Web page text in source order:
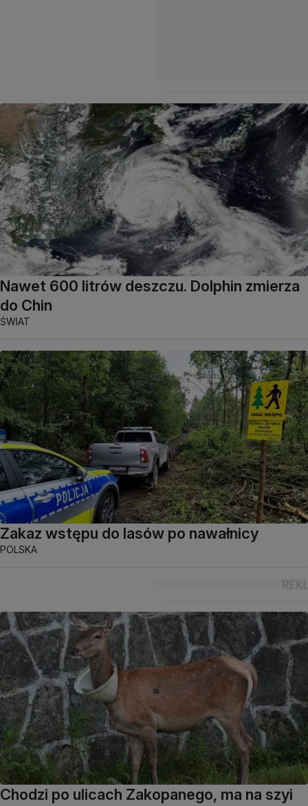
Nawet 600 litrów deszczu. Dolphin zmierza
do Chin
ŚWIAT
Zakaz wstępu do lasów po nawałnicy
POLSKA
Chodzi po ulicach Zakopanego, ma na szyi